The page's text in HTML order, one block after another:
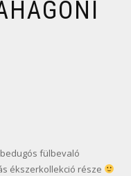
fülbevaló
ékszerkollekció része